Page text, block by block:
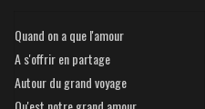
Quand on a que l'amour
A s'offrir en partage
Autour du grand voyage